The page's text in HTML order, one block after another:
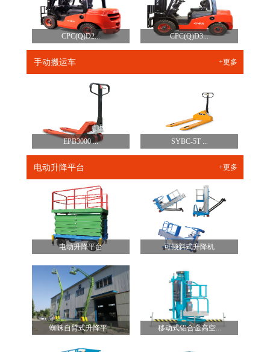
CPC(Q)D2... CPC(Q)D3...
手动搬运车 +更多
EPB3000 ... SYBC-5T ...
电动升降平台 +更多
电动升降平台 可倾斜式升降机
蜘蛛自臂式升降平... 移动式铝合金高空...